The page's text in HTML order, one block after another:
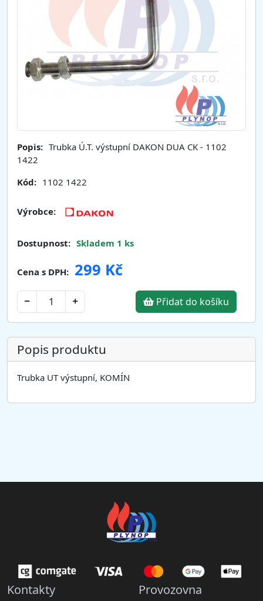
Popis: Trubka Ú.T. výstupní DAKON DUA CK - 1102
1422
Kód: 1102 1422
Výrobce:
Dostupnost: Skladem 1 ks
Cena s DPH: 299 Kč
Přidat do košíku
Popis produktu
Trubka UT výstupní, KOMÍN
Kontakty Provozovna